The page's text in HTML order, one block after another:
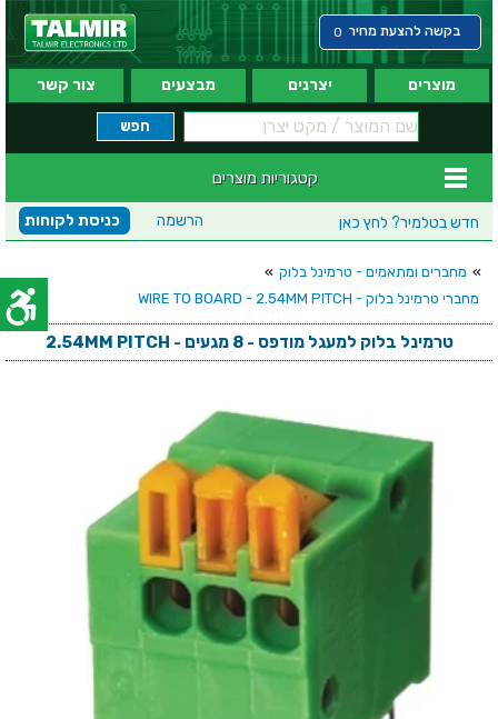
בקשה להצעת מחיר 0
מוצרים יצרנים מבצעים צור קשר
קטגוריות מוצרים
חדש בטלמיר? לחץ כאן כניסת לקוחות הרשמה
» מחברים ומתאמים - טרמינל בלוק »
מחברי טרמינל בלוק - WIRE TO BOARD - 2.54MM PITCH
טרמינל בלוק למעגל מודפס - 8 מגעים - 2.54MM PITCH